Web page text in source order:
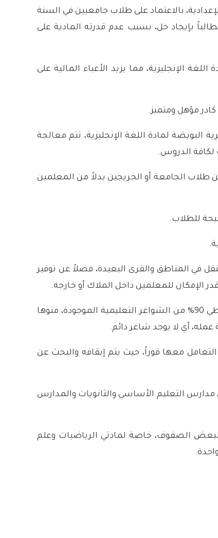
بالاعتماد على طلاب جامعيين في السنة
بإيجاد حل، بسبب عدم قدرته المادية على
الإنجليزية، مما يزيد الأعباء المالية على
مؤهل ومتميز.
لمادة اللغة الإنجليزية، تتم معالجة
الدروس.
الجامعة أو الخريجين بدلاً من المعلمين
للطلاب.
المناطق والقرى البعيدة، فضلاً عن توفير
الإمكان للمعلمين داخل الملاك أو خارجه.
وتابع اليوسف أن وزارة التربية تجري مسابقة لاختيار المعلمين المؤهلين وتعيينهم، مشيراً إلى أن مديرية التربية تغطي 90% من الشواغر التعليمية الموجودة، منوها
أي لا يوجد شاغر دائم.
معها فوراً، حيث يتم إيقافه والبحث عن
التعليم الأساسي والثانويات والمدارس
لبعض الصفوف، خاصة لمادتي الرياضيات وعلم